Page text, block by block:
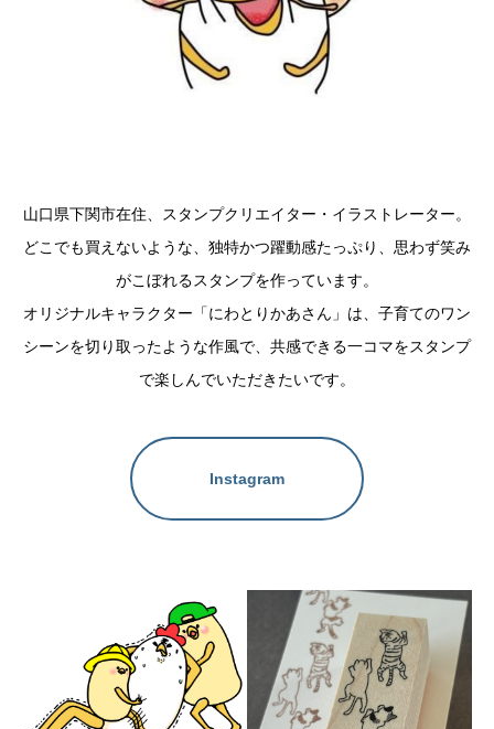
山口県下関市在住、スタンプクリエイター・イラストレーター。
どこでも買えないような、独特かつ躍動感たっぷり、思わず笑み
がこぼれるスタンプを作っています。
オリジナルキャラクター「にわとりかあさん」は、子育てのワン
シーンを切り取ったような作風で、共感できる一コマをスタンプ
で楽しんでいただきたいです。
Instagram